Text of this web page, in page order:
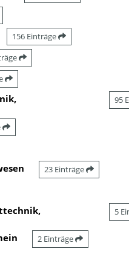
156 Einträge
95
23 Einträge
5
2 Einträge